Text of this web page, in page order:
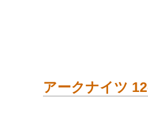
アークナイツ